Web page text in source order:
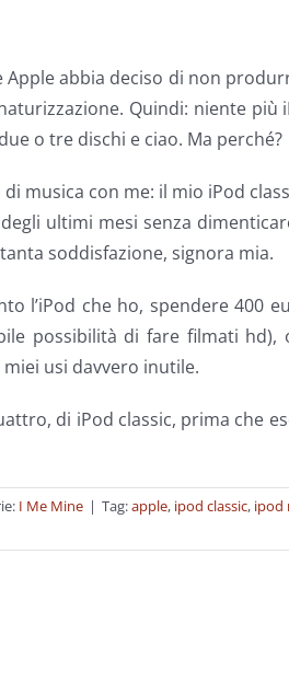
abbia deciso di non
Quindi: niente più
o tre dischi e ciao. Ma perché?
di musica con me: il mio iPod
ultimi mesi senza
soddisfazione, signora mia.
l’iPod che ho, spendere 400
possibilità di fare filmati
usi davvero inutile.
di iPod classic, prima che
I Me Mine | Tag:apple, ipod classic, ipod